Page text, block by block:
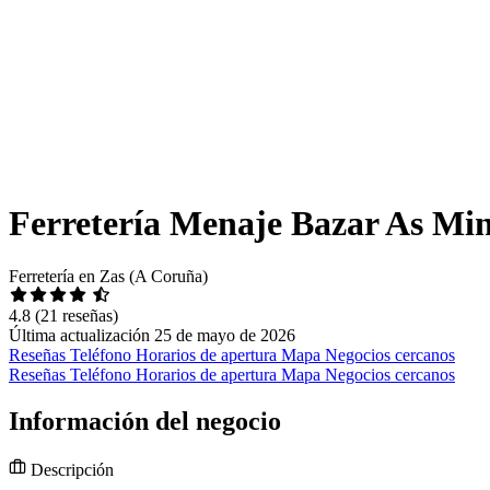
Ferretería Menaje Bazar As
Ferretería en Zas (A Coruña)
4.8 (21 reseñas)
Última actualización 25 de mayo de 2026
Reseñas Teléfono Horarios de apertura Mapa Negocios cercanos
Reseñas Teléfono Horarios de apertura Mapa Negocios cercanos
Información del negocio
Descripción